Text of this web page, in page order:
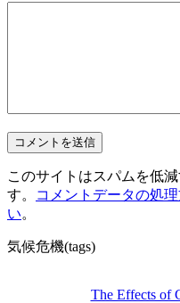
このサイトはスパムを低
す。
コメントデータの処
い。
気候危機(tags)
The Effects of